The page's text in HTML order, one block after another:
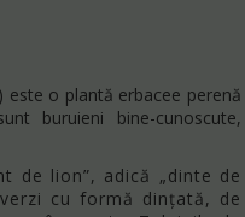
este o plantă erbacee perenă
buruieni bine-cunoscute,
de lion”, adică „dinte de
cu formă dințată, de